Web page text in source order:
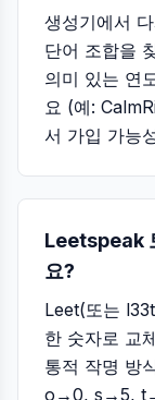
생성기에서
단어 조합을
의미 있는 연
요 (예:
서 가입 가능
Leetspeak
요?
Leet(또는
한 숫자로 교
통적 작명 방
o→0, s→5,